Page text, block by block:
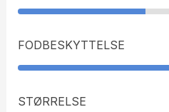
FODBESKYTTELSE
STØRRELSE